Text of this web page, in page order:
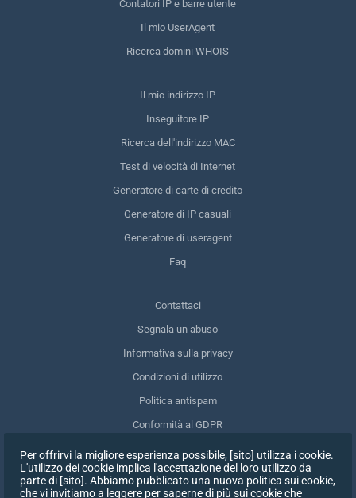
Contatori IP e barre utente
Il mio UserAgent
Ricerca domini WHOIS
Il mio indirizzo IP
Inseguitore IP
Ricerca dell'indirizzo MAC
Test di velocità di Internet
Generatore di carte di credito
Generatore di IP casuali
Generatore di useragent
Faq
Contattaci
Segnala un abuso
Informativa sulla privacy
Condizioni di utilizzo
Politica antispam
Conformità al GDPR
Cancellare i miei dati
Ritirare il consenso
Per offrirvi la migliore esperienza possibile, [sito] utilizza i cookie.
L'utilizzo dei cookie implica l'accettazione del loro utilizzo da
parte di [sito]. Abbiamo pubblicato una nuova politica sui cookie,
che vi invitiamo a leggere per saperne di più sui cookie che